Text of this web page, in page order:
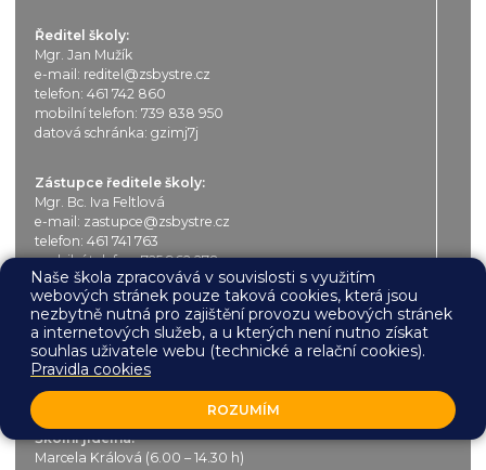
Ředitel školy:
Mgr. Jan Mužík
e-mail: reditel@zsbystre.cz
telefon: 461 742 860
mobilní telefon: 739 838 950
datová schránka: gzimj7j
Zástupce ředitele školy:
Mgr. Bc. Iva Feltlová
e-mail: zastupce@zsbystre.cz
telefon: 461 741 763
mobilní telefon:725 962 278
Účetní školy:
Lenka Tichá
e-mail:ucetni@zsbystre.cz
telefon:461 741 763
mobilní telefon:725 962 278
Školní jídelna:
Marcela Králová (6.00 – 14.30 h)
Naše škola zpracovává v souvislosti s využitím
webových stránek pouze taková cookies, která jsou
nezbytně nutná pro zajištění provozu webových stránek
a internetových služeb, a u kterých není nutno získat
souhlas uživatele webu (technické a relační cookies).
Pravidla cookies
ROZUMÍM